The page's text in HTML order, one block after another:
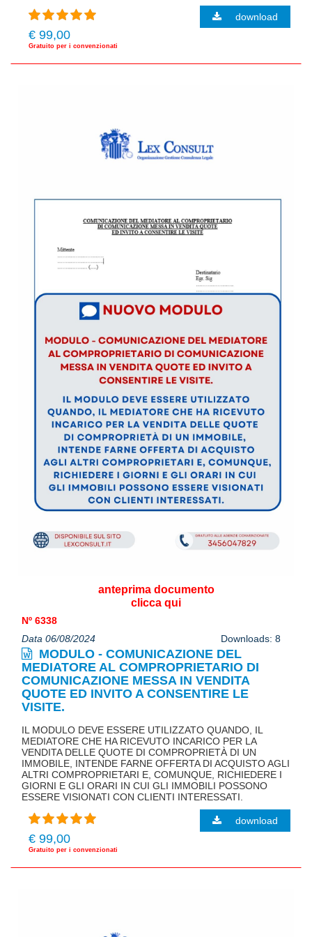
€ 99,00
Gratuito per i convenzionati
download
anteprima documento
clicca qui
Nº 6338
Data 06/08/2024
Downloads: 8
MODULO - COMUNICAZIONE DEL
MEDIATORE AL COMPROPRIETARIO DI
COMUNICAZIONE MESSA IN VENDITA
QUOTE ED INVITO A CONSENTIRE LE
VISITE.
IL MODULO DEVE ESSERE UTILIZZATO QUANDO, IL
MEDIATORE CHE HA RICEVUTO INCARICO PER LA
VENDITA DELLE QUOTE DI COMPROPRIETÀ DI UN
IMMOBILE, INTENDE FARNE OFFERTA DI ACQUISTO AGLI
ALTRI COMPROPRIETARI E, COMUNQUE, RICHIEDERE I
GIORNI E GLI ORARI IN CUI GLI IMMOBILI POSSONO
ESSERE VISIONATI CON CLIENTI INTERESSATI.
€ 99,00
Gratuito per i convenzionati
download